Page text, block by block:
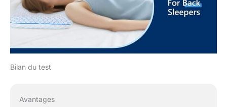
Bilan du test
Avantages